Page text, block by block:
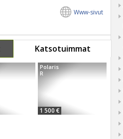
Www-sivut
Katsotuimmat
Polaris
R
1 500 €